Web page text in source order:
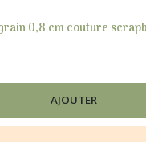
0,8 cm couture
AJOUTER